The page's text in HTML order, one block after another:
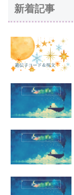
新着記事